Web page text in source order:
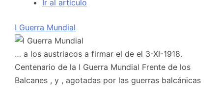
Ir al artículo
I Guerra Mundial
… a los austriacos a firmar el de el 3-XI-1918.
Centenario de la I Guerra Mundial Frente de los
Balcanes , y , agotadas por las guerras balcánicas